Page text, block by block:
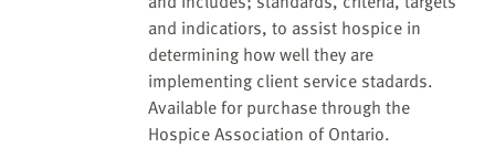
and indicatiors, to assist hospice in
determining how well they are
implementing client service stadards.
Available for purchase through the
Hospice Association of Ontario.